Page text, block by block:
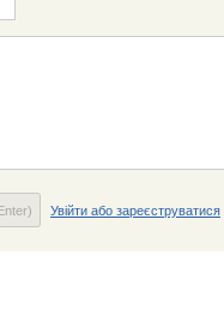
Увійти або зареєструватися